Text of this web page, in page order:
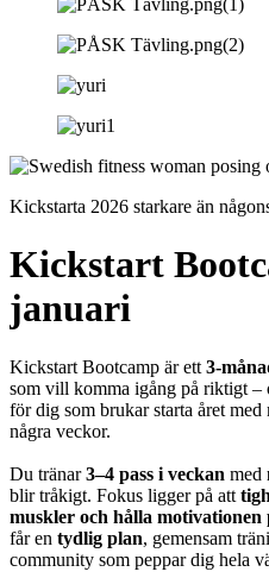
Kickstarta 2026 starkare än
Kickstart
januari
Kickstart Bootcamp är ett 3-
som vill komma igång på riktigt –
för dig som brukar starta året
några veckor.
Du tränar3–4 pass i veckan med
blir tråkigt. Fokus ligger på att
muskler och hålla motivationen
får en tydlig plan, gemensam
community som peppar dig hela